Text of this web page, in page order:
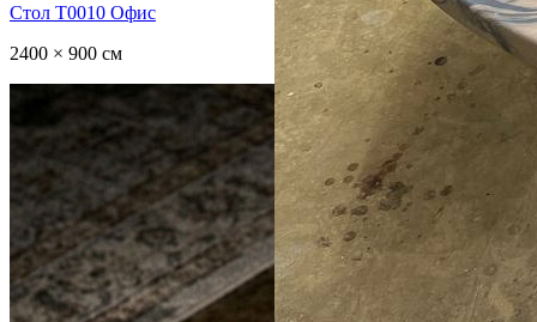
Стол T0010 Офис
2400 × 900 см